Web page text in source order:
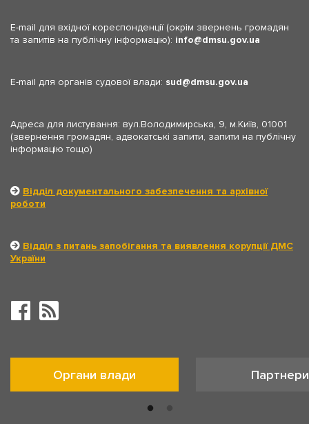
E-mail для вхідної кореспонденції (окрім звернень громадян
та запитів на публічну інформацію): info dmsu.gov.ua
E-mail для органів судової влади: sud dmsu.gov.ua
Адреса для листування: вул.Володимирська, 9, м.Київ, 01001
(звернення громадян, адвокатські запити, запити на публічну
інформацію тощо)
Відділ документального забезпечення та архівної
роботи
Відділ з питань запобігання та виявлення корупції ДМС
України
Органи влади Партнери